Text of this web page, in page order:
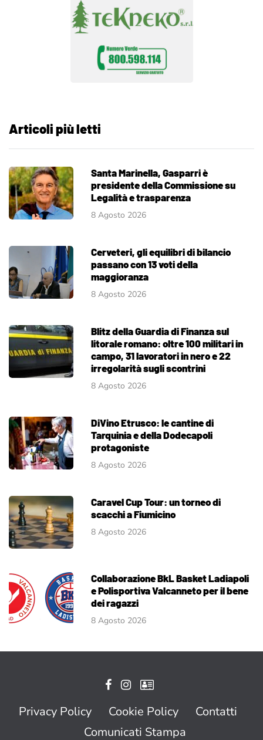
Articoli più letti
Santa Marinella, Gasparri è
presidente della Commissione su
Legalità e trasparenza
8 Agosto 2026
Cerveteri, gli equilibri di bilancio
passano con 13 voti della
maggioranza
8 Agosto 2026
Blitz della Guardia di Finanza sul
litorale romano: oltre 100 militari in
campo, 31 lavoratori in nero e 22
irregolarità sugli scontrini
8 Agosto 2026
DiVino Etrusco: le cantine di
Tarquinia e della Dodecapoli
protagoniste
8 Agosto 2026
Caravel Cup Tour: un torneo di
scacchi a Fiumicino
8 Agosto 2026
Collaborazione BkL Basket Ladiapoli
e Polisportiva Valcanneto per il bene
dei ragazzi
8 Agosto 2026
Privacy Policy Cookie Policy
Contatti
Comunicati Stampa